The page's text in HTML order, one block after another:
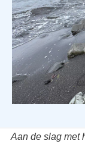
Aan de slag met